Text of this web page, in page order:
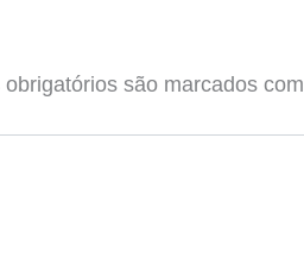
obrigatórios são marcados com